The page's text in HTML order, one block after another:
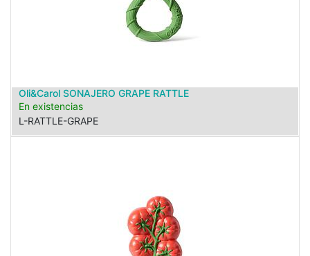
Oli&Carol SONAJERO GRAPE RATTLE
En existencias
L-RATTLE-GRAPE